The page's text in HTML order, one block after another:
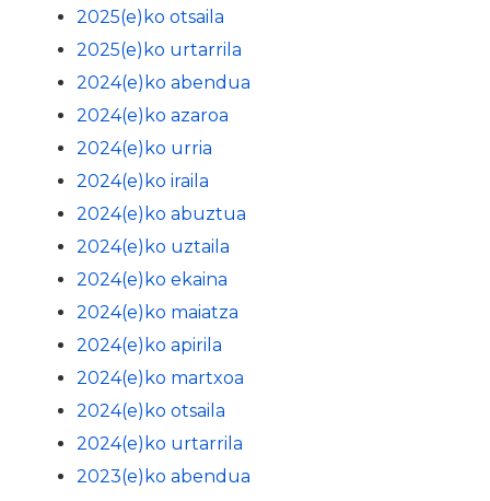
2025(e)ko otsaila
2025(e)ko urtarrila
2024(e)ko abendua
2024(e)ko azaroa
2024(e)ko urria
2024(e)ko iraila
2024(e)ko abuztua
2024(e)ko uztaila
2024(e)ko ekaina
2024(e)ko maiatza
2024(e)ko apirila
2024(e)ko martxoa
2024(e)ko otsaila
2024(e)ko urtarrila
2023(e)ko abendua